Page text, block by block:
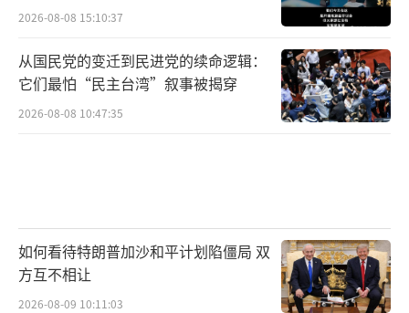
2026-08-08 15:10:37
从国民党的变迁到民进党的续命逻辑：
它们最怕“民主台湾”叙事被揭穿
2026-08-08 10:47:35
如何看待特朗普加沙和平计划陷僵局 双
方互不相让
2026-08-09 10:11:03